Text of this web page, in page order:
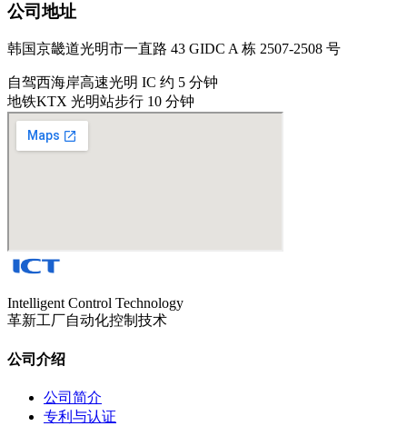
公司地址
韩国京畿道光明市一直路 43 GIDC A 栋 2507-2508 号
自驾西海岸高速光明 IC 约 5 分钟
地铁KTX 光明站步行 10 分钟
Intelligent Control Technology
革新工厂自动化控制技术
公司介绍
公司简介
专利与认证